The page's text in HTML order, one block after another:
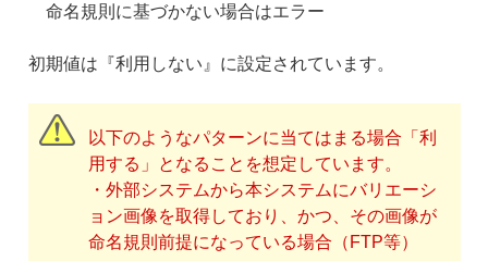
命名規則に基づかない場合はエラー
初期値は『利用しない』に設定されています。
以下のようなパターンに当てはまる場合「利
用する」となることを想定しています。
・外部システムから本システムにバリエーシ
ョン画像を取得しており、かつ、その画像が
命名規則前提になっている場合（FTP等）